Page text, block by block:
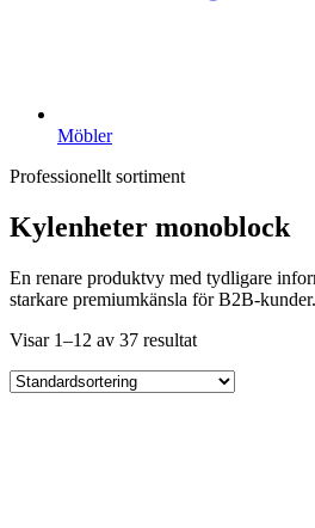
Möbler
Professionellt sortiment
Kylenheter monoblock
En renare produktvy med tydligare
starkare premiumkänsla för B2B-kunder.
Visar 1–12 av 37 resultat